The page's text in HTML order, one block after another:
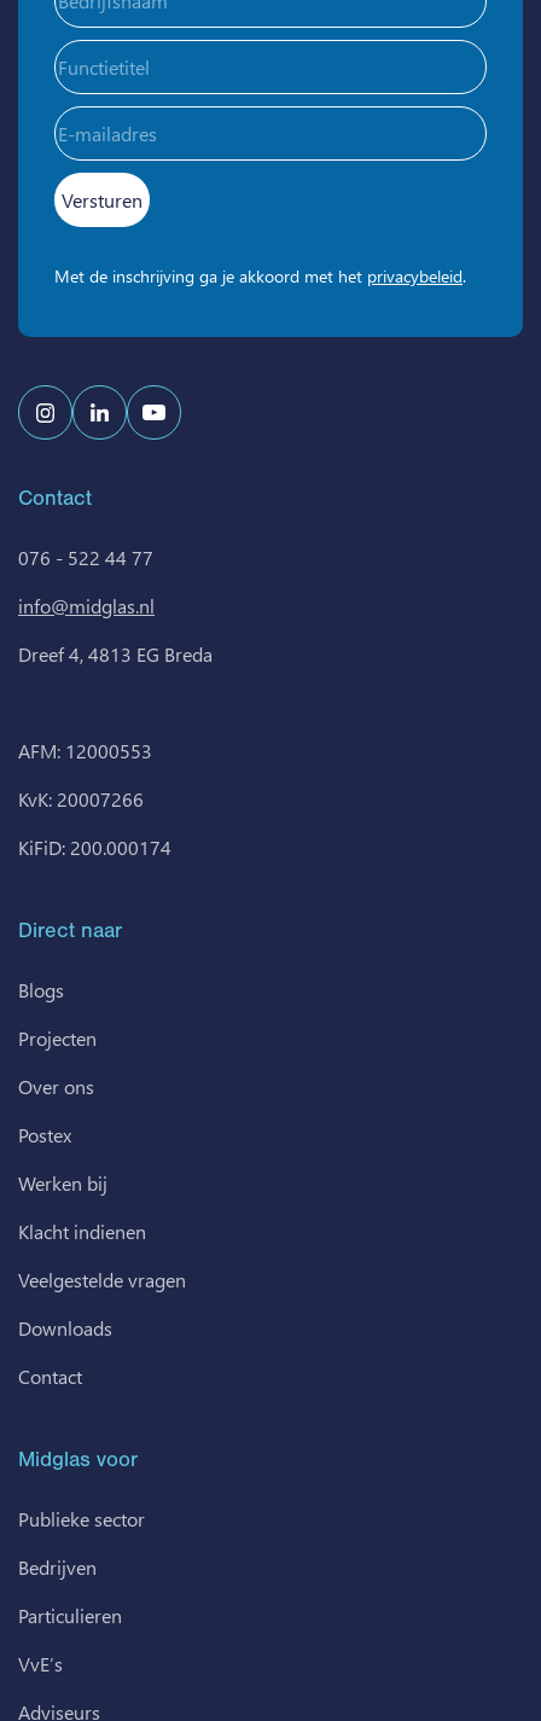
Contact
076 - 522 44 77
info@midglas.nl
Dreef 4, 4813 EG Breda
AFM: 12000553
KvK: 20007266
KiFiD: 200.000174
Direct naar
Blogs
Projecten
Over ons
Postex
Werken bij
Klacht indienen
Veelgestelde vragen
Downloads
Contact
Midglas voor
Publieke sector
Bedrijven
Particulieren
VvE’s
Adviseurs
Functietitel
E-
mailadres(Vereist)
Met de inschrijving ga je akkoord met het privacybeleid.